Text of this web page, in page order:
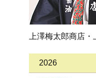
上澤梅太郎商店
2026